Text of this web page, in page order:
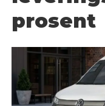
prosent